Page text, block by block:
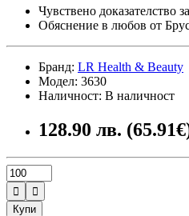
Чувствено доказателство
Обяснение в любов от
Бранд: LR Health & Beauty
Модел: 3630
Наличност: В наличност
128.90 лв.


Купи